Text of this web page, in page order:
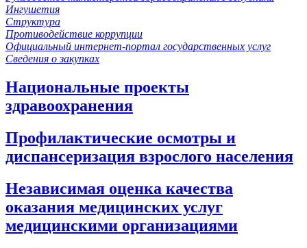
Ингушетия
Структура
Противодействие коррупции
Официальный интернет-портал государственных услуг
Сведения о закупках
Национальные проекты
здравоохранения
Профилактические осмотры и
диспансеризация взрослого населения
Независимая оценка качества
оказания медицинских услуг
медицинскими организациями